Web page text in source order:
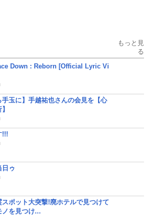
もっと見
る
Down : Reborn [Official Lyric Vi
手玉に】手越祐也さんの会見を【心
!!!
日ゥ
ポット大突撃!廃ホテルで見つけて
ノを見つけ...